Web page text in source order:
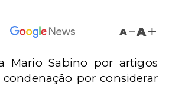
A A
Mario Sabino por artigos
por considerar